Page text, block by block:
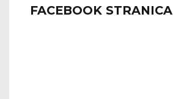
FACEBOOK STRANICA